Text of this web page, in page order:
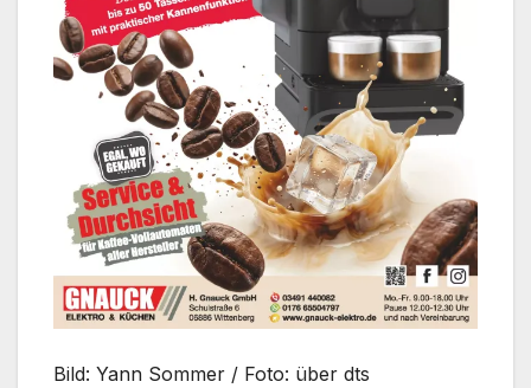
Bild: Yann Sommer / Foto: über dts